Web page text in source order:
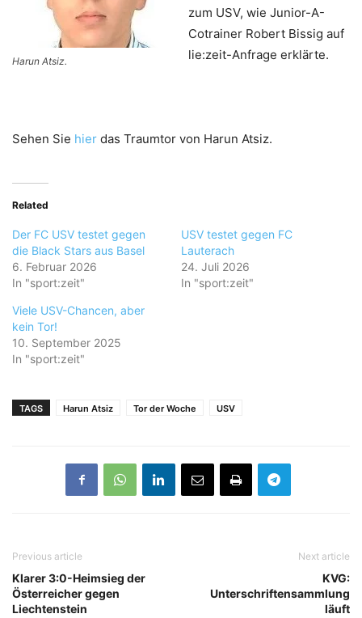
Harun Atsiz.
zum USV, wie Junior-A-
Cotrainer Robert Bissig auf
lie:zeit-Anfrage erklärte.
Sehen Sie hier das Traumtor von Harun Atsiz.
Related
Der FC USV testet gegen
die Black Stars aus Basel
6. Februar 2026
In "sport:zeit"
USV testet gegen FC
Lauterach
24. Juli 2026
In "sport:zeit"
Viele USV-Chancen, aber
kein Tor!
10. September 2025
In "sport:zeit"
TAGS Harun Atsiz Tor der Woche USV
Previous article
Klarer 3:0-Heimsieg der
Österreicher gegen
Liechtenstein
Next article
KVG:
Unterschriftensammlung
läuft